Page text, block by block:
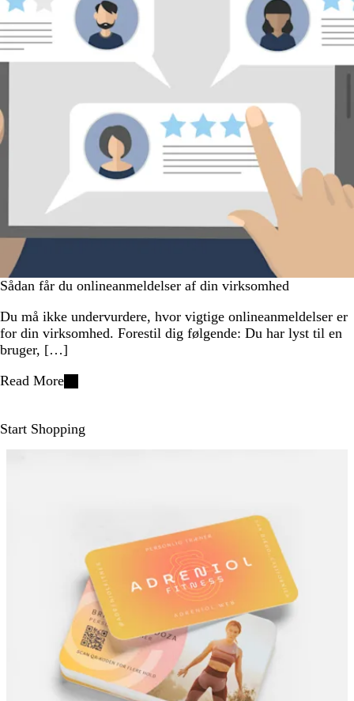
Sådan får du onlineanmeldelser af din virksomhed
Du må ikke undervurdere, hvor vigtige onlineanmeldelser er
for din virksomhed. Forestil dig følgende: Du har lyst til en
bruger, […]
Read More
Start Shopping